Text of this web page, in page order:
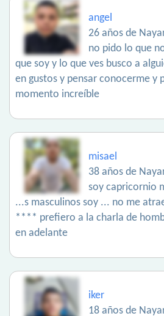
angel
26 años de
no pido lo que
que soy y lo que ves busco a
en gustos y pensar conocerme y
momento increíble
misael
38 años de
soy capricornio
...s masculinos soy ... no me
**** prefiero a la charla de
en adelante
iker
18 años de